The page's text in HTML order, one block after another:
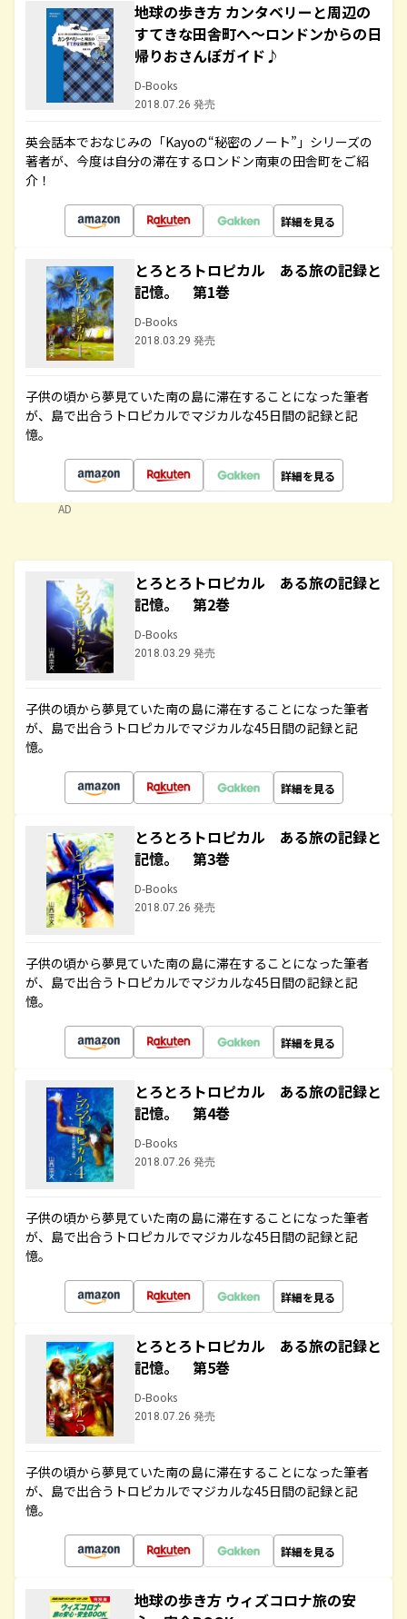
地球の歩き方 カンタベリーと周辺の
すてきな田舎町へ～ロンドンからの日
帰りおさんぽガイド♪
D-Books
2018.07.26 発売
英会話本でおなじみの「Kayoの“秘密のノート”」シリーズの
著者が、今度は自分の滞在するロンドン南東の田舎町をご紹
介！
詳細を見る
とろとろトロピカル ある旅の記録と
記憶。 第1巻
D-Books
2018.03.29 発売
子供の頃から夢見ていた南の島に滞在することになった筆者
が、島で出合うトロピカルでマジカルな45日間の記録と記
憶。
詳細を見る
AD
とろとろトロピカル ある旅の記録と
記憶。 第2巻
D-Books
2018.03.29 発売
子供の頃から夢見ていた南の島に滞在することになった筆者
が、島で出合うトロピカルでマジカルな45日間の記録と記
憶。
詳細を見る
とろとろトロピカル ある旅の記録と
記憶。 第3巻
D-Books
2018.07.26 発売
子供の頃から夢見ていた南の島に滞在することになった筆者
が、島で出合うトロピカルでマジカルな45日間の記録と記
憶。
詳細を見る
とろとろトロピカル ある旅の記録と
記憶。 第4巻
D-Books
2018.07.26 発売
子供の頃から夢見ていた南の島に滞在することになった筆者
が、島で出合うトロピカルでマジカルな45日間の記録と記
憶。
詳細を見る
とろとろトロピカル ある旅の記録と
記憶。 第5巻
D-Books
2018.07.26 発売
子供の頃から夢見ていた南の島に滞在することになった筆者
が、島で出合うトロピカルでマジカルな45日間の記録と記
憶。
詳細を見る
地球の歩き方 ウィズコロナ旅の安